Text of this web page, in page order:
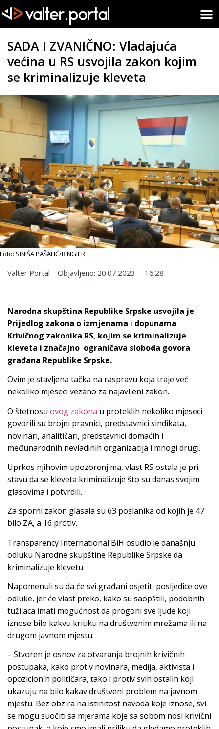
SADA I ZVANIČNO: Vladajuća
većina u RS usvojila zakon kojim
se kriminalizuje kleveta
Foto: SINIŠA PAŠALIĆ/RINGIER
Valter Portal Objavljeno: 20.07.2023. 16:28
Narodna skupština Republike Srpske usvojila je
Prijedlog zakona o izmjenama i dopunama
Krivičnog zakonika RS, kojim se kriminalizuje
kleveta i značajno ograničava sloboda govora
građana Republike Srpske.
Ovim je stavljena tačka na raspravu koja traje već
nekoliko mjeseci vezano za najavljeni zakon.
O štetnosti ovog zakona u proteklih nekoliko mjeseci
govorili su brojni pravnici, predstavnici sindikata,
novinari, analitičari, predstavnici domaćih i
međunarodnih nevladinih organizacija i mnogi drugi.
Uprkos njihovim upozorenjima, vlast RS ostala je pri
stavu da se kleveta kriminalizuje što su danas svojim
glasovima i potvrdili.
Za sporni zakon glasala su 63 poslanika od kojih je 47
bilo ZA, a 16 protiv.
Transparency International BiH osudio je današnju
odluku Narodne skupštine Republike Srpske da
kriminalizuje klevetu.
Napomenuli su da će svi građani osjetiti posljedice ove
odluke, jer će vlast preko, kako su saopštili, podobnih
tužilaca imati mogućnost da progoni sve ljude koji
iznose bilo kakvu kritiku na društvenim mrežama ili na
drugom javnom mjestu.
– Stvoren je osnov za otvaranja brojnih krivičnih
postupaka, kako protiv novinara, medija, aktivista i
opozicionih političara, tako i protiv svih ostalih koji
ukazuju na bilo kakav društveni problem na javnom
mjestu. Bez obzira na istinitost navoda koje iznose, svi
se mogu suočiti sa mjerama koje sa sobom nosi krivični